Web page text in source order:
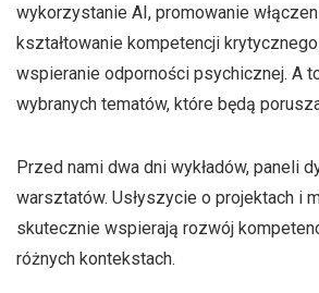
wykorzystanie AI, promowanie
kształtowanie kompetencji
wspieranie odporności psychicznej. A
wybranych tematów, które będą
Przed nami dwa dni wykładów, paneli
warsztatów. Usłyszycie o projektach i
skutecznie wspierają rozwój
różnych kontekstach.